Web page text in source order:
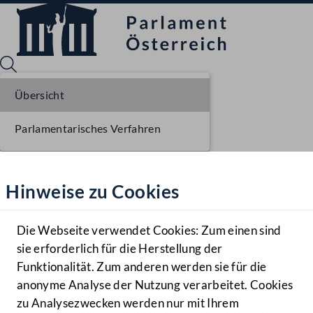
Hilfe
Benutzer
Navigationsmenü öffnen
MENÜ
Hinweise zu Cookies
Die Webseite verwendet Cookies: Zum einen sind
sie erforderlich für die Herstellung der
Funktionalität. Zum anderen werden sie für die
anonyme Analyse der Nutzung verarbeitet. Cookies
zu Analysezwecken werden nur mit Ihrem
Übersicht
Parlamentarisches Verfahren